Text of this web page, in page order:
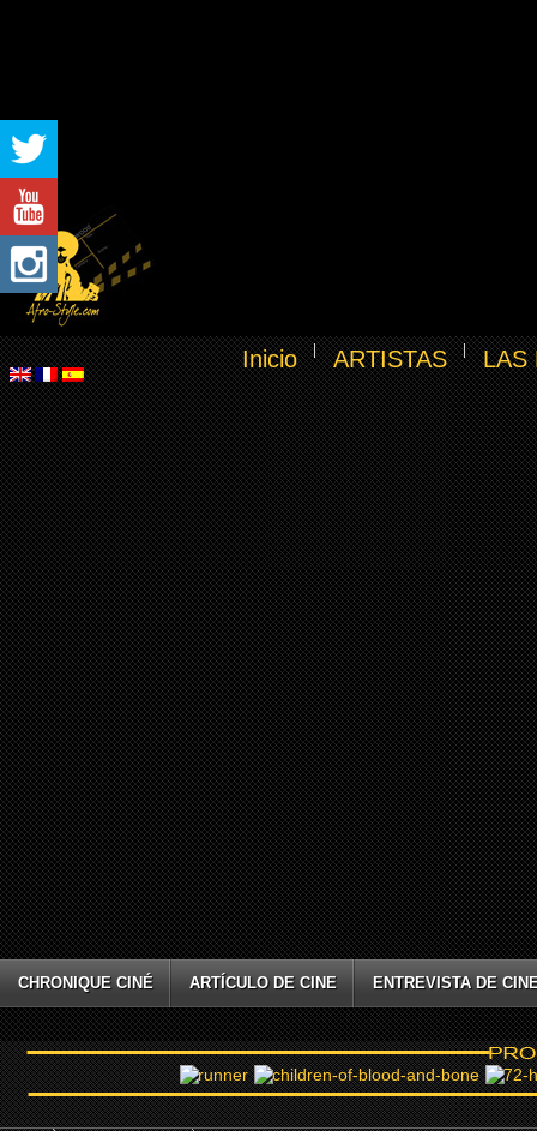
Inicio ARTISTAS LAS
CHRONIQUE CINÉ ARTÍCULO DE CINE ENTREVISTA DE